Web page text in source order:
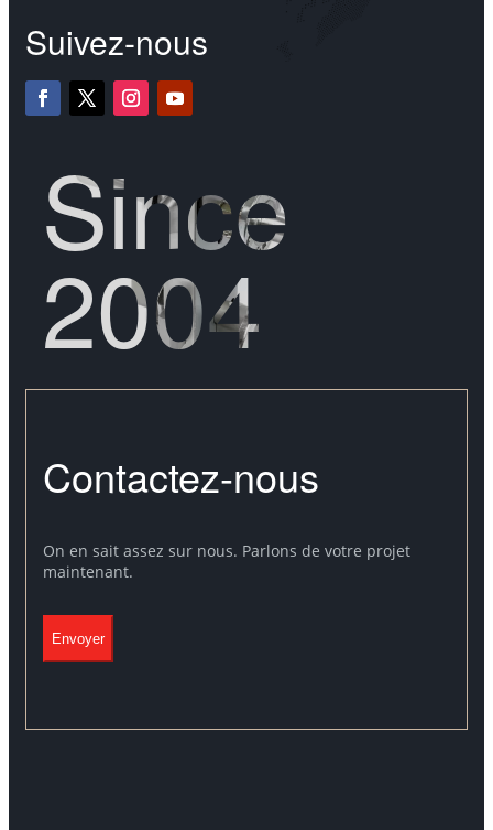
Suivez-nous
Since
2004
Contactez-nous
On en sait assez sur nous. Parlons de votre projet
maintenant.
Envoyer